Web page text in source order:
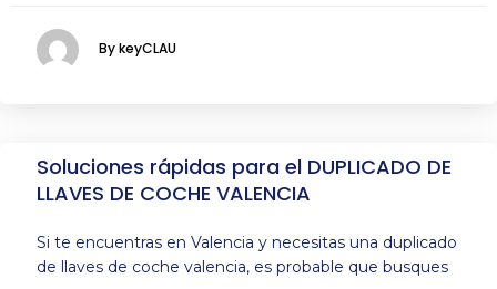
By keyCLAU
Soluciones rápidas para el DUPLICADO DE
LLAVES DE COCHE VALENCIA
Si te encuentras en Valencia y necesitas una duplicado
de llaves de coche valencia, es probable que busques